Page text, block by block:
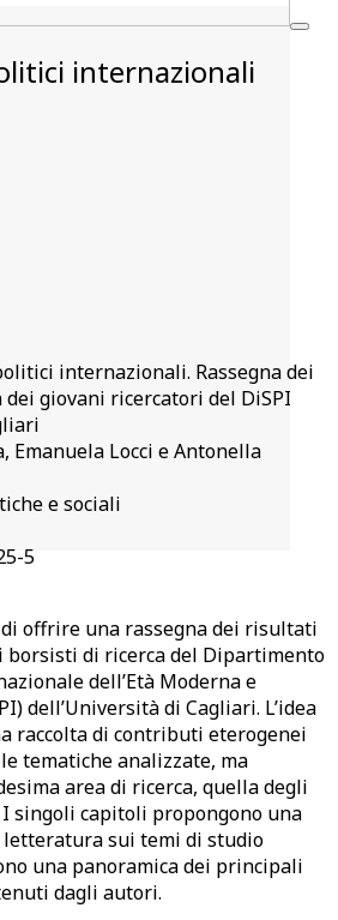
internazionali
internazionali. Rassegna dei
giovani ricercatori del DiSPI
Emanuela Locci e Antonella
e sociali
5
offrire una rassegna dei risultati
borsisti di ricerca del Dipartimento
dell’Età Moderna e
dell’Università di Cagliari. L’idea
raccolta di contributi eterogenei
tematiche analizzate, ma
area di ricerca, quella degli
singoli capitoli propongono una
letteratura sui temi di studio
una panoramica dei principali
dagli autori.